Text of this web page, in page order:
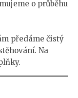
o průběhu
předáme čistý
Na